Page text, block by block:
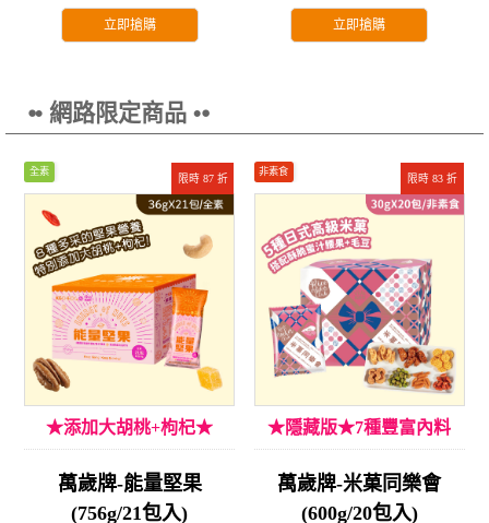
立即搶購 立即搶購
⦁• 網路限定商品 •⦁
限時 87 折
全素
★添加大胡桃+枸杞★
萬歲牌-能量堅果
(756g/21包入)
限時 83 折
非素食
★隱藏版★7種豐富內料
萬歲牌-米菓同樂會
(600g/20包入)